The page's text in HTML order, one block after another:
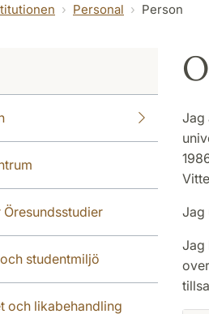
Personal Person
studentmiljö
och likabehandling
Jag
Jag
Jag